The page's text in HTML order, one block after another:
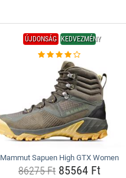
ÚJDONSÁG KEDVEZMÉNY
Mammut Sapuen High GTX Women
86275 Ft85564 Ft